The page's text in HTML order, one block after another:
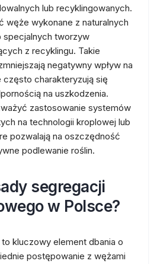
lub recyklingowanych.
węże wykonane z naturalnych
specjalnych tworzyw
z recyklingu. Takie
negatywny wpływ na
charakteryzują się
na uszkodzenia.
zastosowanie systemów
na technologii kroplowej lub
pozwalają na oszczędność
podlewanie roślin.
segregacji
w Polsce?
kluczowy element dbania o
postępowanie z wężami